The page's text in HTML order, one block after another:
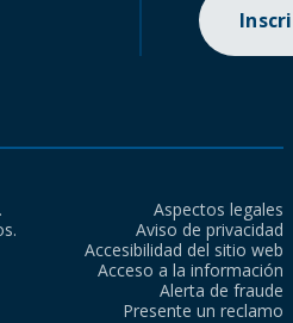
Aspectos legales
Aviso de privacidad
Accesibilidad del sitio web
Acceso a la información
Alerta de fraude
Presente un reclamo